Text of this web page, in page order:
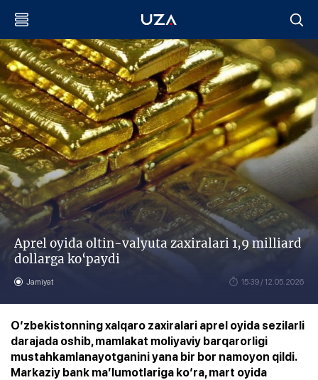
Aprel oyida oltin-valyuta zaxiralari 1,9 milliard
dollarga ko‘paydi
Jamiyat 15:39 / 12.05.2026
O‘zbekistonning xalqaro zaxiralari aprel oyida sezilarli
darajada oshib, mamlakat moliyaviy barqarorligi
mustahkamlanayotganini yana bir bor namoyon qildi.
Markaziy bank ma’lumotlariga ko‘ra, mart oyida